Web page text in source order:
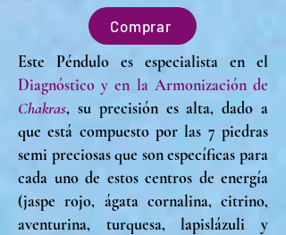
Comprar
Este Péndulo es especialista en el
Diagnóstico y en la Armonización de
Chakras, su precisión es alta, dado a
que está compuesto por las 7 piedras
semi preciosas que son específicas para
cada uno de estos centros de energía
(jaspe rojo, ágata cornalina, citrino,
aventurina, turquesa, lapislázuli y